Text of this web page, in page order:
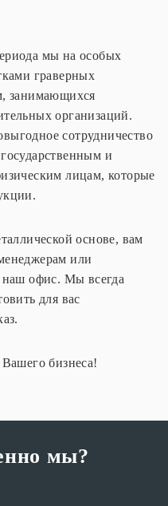
мы на особых
граверных
занимающихся
организаций.
сотрудничество
и
лицам, которые
основе, вам
или
наш офис. Мы всегда
для вас
бизнеса!
мы?